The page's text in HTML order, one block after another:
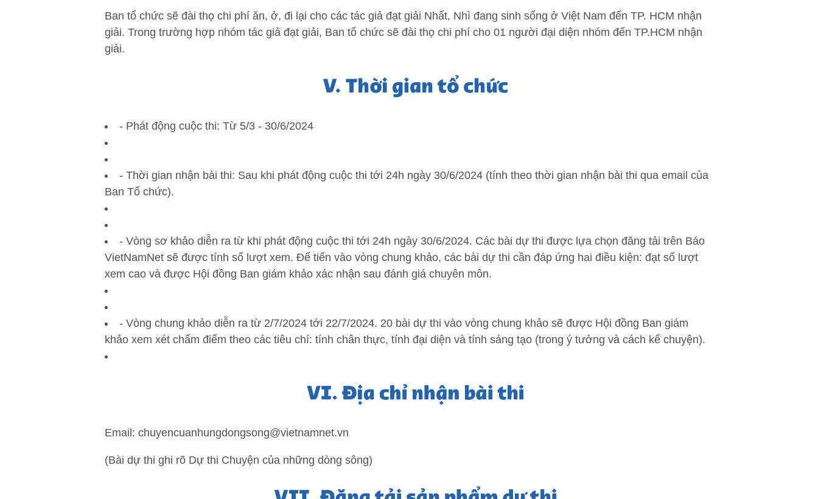
Ban tổ chức sẽ đài thọ chi phí ăn, ở, đi lại cho các tác giả đạt giải Nhất, Nhì đang sinh sống ở Việt Nam đến TP. HCM nhận
giải. Trong trường hợp nhóm tác giả đạt giải, Ban tổ chức sẽ đài thọ chi phí cho 01 người đại diện nhóm đến TP.HCM nhận
giải.
- Phát động cuộc thi: Từ 5/3 - 30/6/2024
- Thời gian nhận bài thi: Sau khi phát động cuộc thi tới 24h ngày 30/6/2024 (tính theo thời gian nhận bài thi qua email của
Ban Tổ chức).
- Vòng sơ khảo diễn ra từ khi phát động cuộc thi tới 24h ngày 30/6/2024. Các bài dự thi được lựa chọn đăng tải trên Báo
VietNamNet sẽ được tính số lượt xem. Để tiến vào vòng chung khảo, các bài dự thi cần đáp ứng hai điều kiện: đạt số lượt
xem cao và được Hội đồng Ban giám khảo xác nhận sau đánh giá chuyên môn.
- Vòng chung khảo diễn ra từ 2/7/2024 tới 22/7/2024. 20 bài dự thi vào vòng chung khảo sẽ được Hội đồng Ban giám
khảo xem xét chấm điểm theo các tiêu chí: tính chân thực, tính đại diện và tính sáng tạo (trong ý tưởng và cách kể chuyện).
Email: chuyencuanhungdongsong@vietnamnet.vn
(Bài dự thi ghi rõ Dự thi Chuyện của những dòng sông)